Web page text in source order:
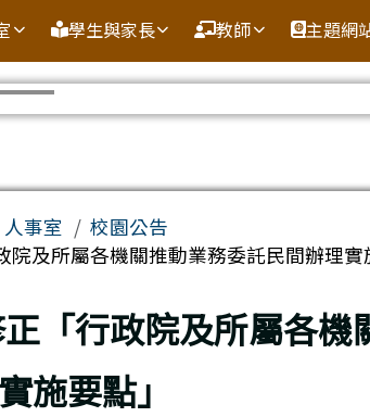
學生與家長 教師 主題網
人事室
校園公告
院及所屬各機關推動業務委託民間辦理實
「行政院及所屬各機
施要點」